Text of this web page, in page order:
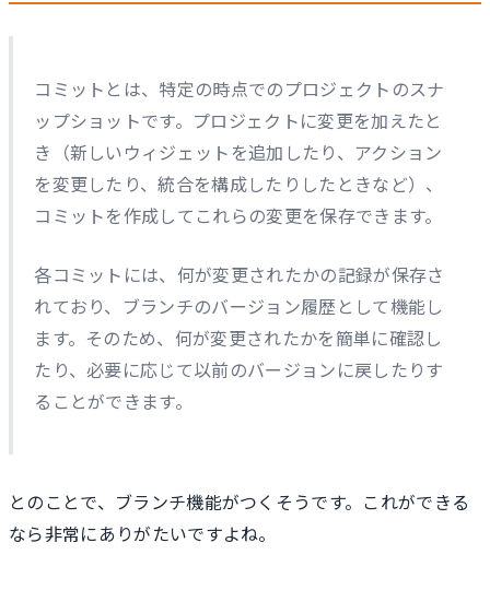
コミットとは、特定の時点でのプロジェクトのスナ
ップショットです。プロジェクトに変更を加えたと
き（新しいウィジェットを追加したり、アクション
を変更したり、統合を構成したりしたときなど）、
コミットを作成してこれらの変更を保存できます。
各コミットには、何が変更されたかの記録が保存さ
れており、ブランチのバージョン履歴として機能し
ます。そのため、何が変更されたかを簡単に確認し
たり、必要に応じて以前のバージョンに戻したりす
ることができます。
とのことで、ブランチ機能がつくそうです。これができる
なら非常にありがたいですよね。